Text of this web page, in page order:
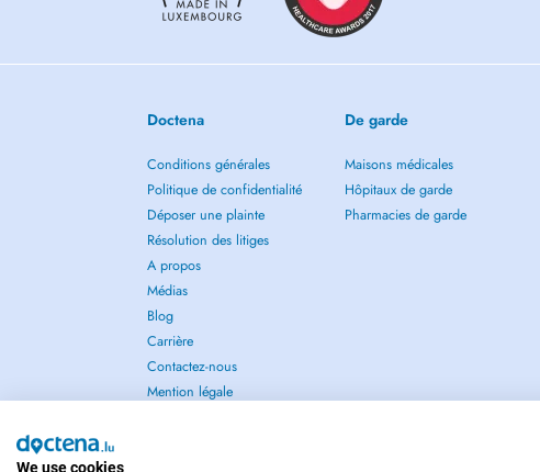
Doctena
Conditions générales
Politique de confidentialité
Déposer une plainte
Résolution des litiges
A propos
Médias
Blog
Carrière
Contactez-nous
Mention légale
De garde
Maisons médicales
Hôpitaux de garde
Pharmacies de garde
We use cookies